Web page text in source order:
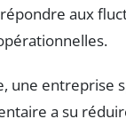
aux
une entreprise
a su